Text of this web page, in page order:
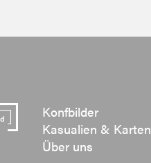
Konfbilder
Kasualien & Karten
Über uns